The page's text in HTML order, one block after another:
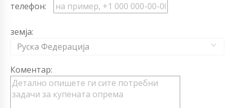
телефон:
земја:
Руска Федерација
Коментар: